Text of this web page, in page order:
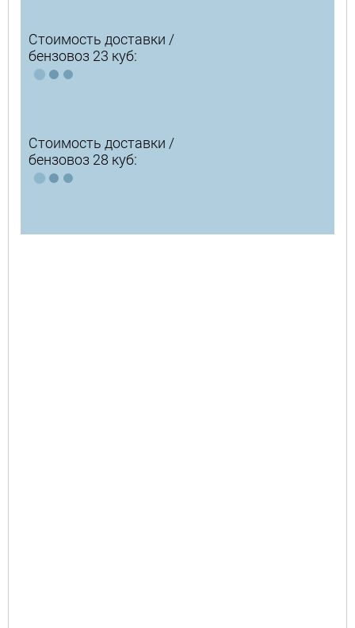
Стоимость доставки /
бензовоз 23 куб:
Стоимость доставки /
бензовоз 28 куб: